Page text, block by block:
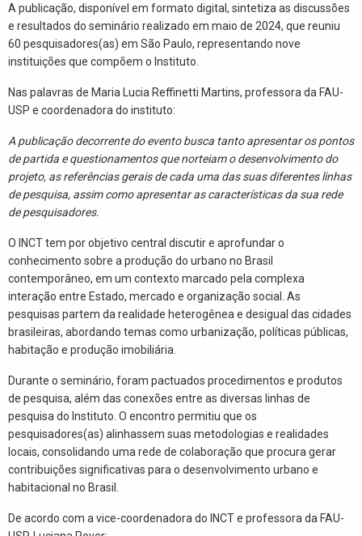
A publicação, disponível em formato digital, sintetiza as discussões
e resultados do seminário realizado em maio de 2024, que reuniu
60 pesquisadores(as) em São Paulo, representando nove
instituições que compõem o Instituto.
Nas palavras de Maria Lucia Reffinetti Martins, professora da FAU-
USP e coordenadora do instituto:
A publicação decorrente do evento busca tanto apresentar os pontos
de partida e questionamentos que norteiam o desenvolvimento do
projeto, as referências gerais de cada uma das suas diferentes linhas
de pesquisa, assim como apresentar as características da sua rede
de pesquisadores.
O INCT tem por objetivo central discutir e aprofundar o
conhecimento sobre a produção do urbano no Brasil
contemporâneo, em um contexto marcado pela complexa
interação entre Estado, mercado e organização social. As
pesquisas partem da realidade heterogênea e desigual das cidades
brasileiras, abordando temas como urbanização, políticas públicas,
habitação e produção imobiliária.
Durante o seminário, foram pactuados procedimentos e produtos
de pesquisa, além das conexões entre as diversas linhas de
pesquisa do Instituto. O encontro permitiu que os
pesquisadores(as) alinhassem suas metodologias e realidades
locais, consolidando uma rede de colaboração que procura gerar
contribuições significativas para o desenvolvimento urbano e
habitacional no Brasil.
De acordo com a vice-coordenadora do INCT e professora da FAU-